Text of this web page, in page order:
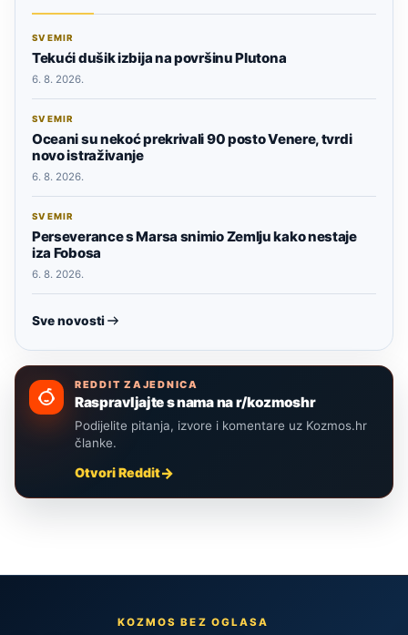
SVEMIR
Tekući dušik izbija na površinu Plutona
6. 8. 2026.
SVEMIR
Oceani su nekoć prekrivali 90 posto Venere, tvrdi
novo istraživanje
6. 8. 2026.
SVEMIR
Perseverance s Marsa snimio Zemlju kako nestaje
iza Fobosa
6. 8. 2026.
Sve novosti
REDDIT ZAJEDNICA
Raspravljajte s nama na r/kozmoshr
Podijelite pitanja, izvore i komentare uz Kozmos.hr
članke.
Otvori Reddit
KOZMOS BEZ OGLASA